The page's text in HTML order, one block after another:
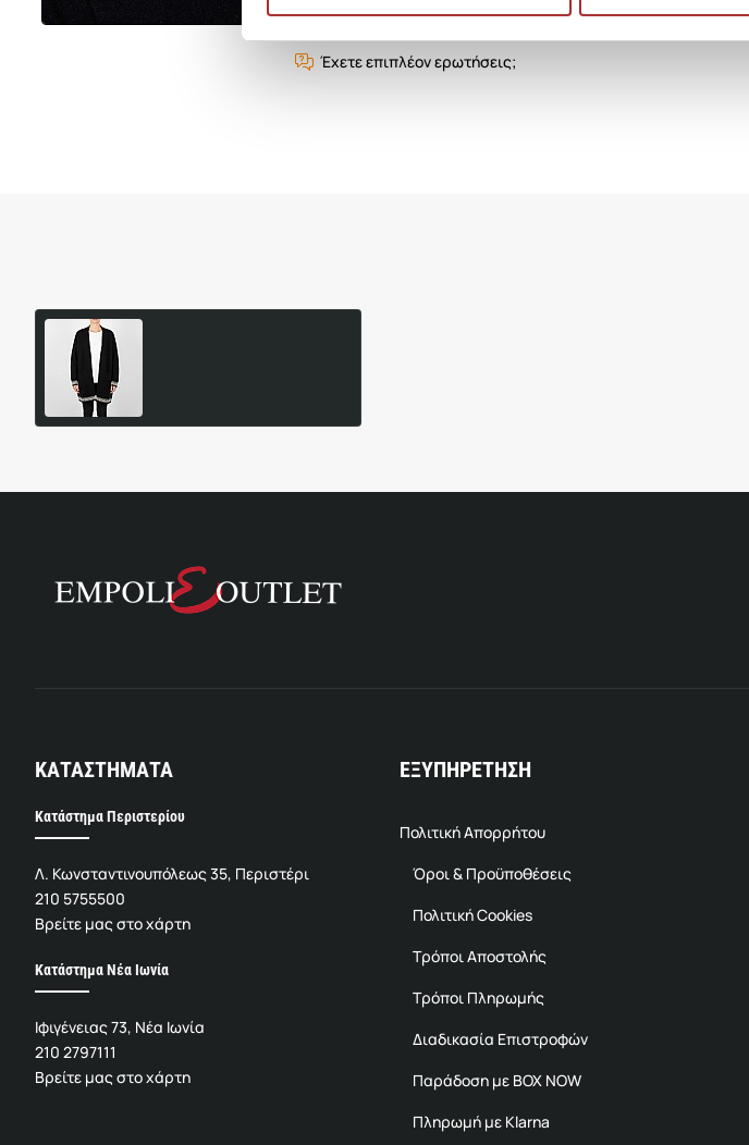
Έχετε επιπλέον ερωτήσεις;
ΚΑΤΑΣΤΗΜΑΤΑ
Κατάστημα Περιστερίου
Λ. Κωνσταντινουπόλεως 35, Περιστέρι
210 5755500
Βρείτε μας στο χάρτη
Κατάστημα Νέα Ιωνία
Ιφιγένειας 73, Νέα Ιωνία
210 2797111
Βρείτε μας στο χάρτη
ΕΞΥΠΗΡΕΤΗΣΗ
Πολιτική Απορρήτου
Όροι & Προϋποθέσεις
Πολιτική Cookies
Τρόποι Αποστολής
Τρόποι Πληρωμής
Διαδικασία Επιστροφών
Παράδοση με BOX NOW
Πληρωμή με Klarna